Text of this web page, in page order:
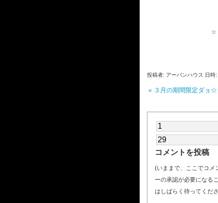
うっちゃ
☆ヽ(~-~(・_・ )
(∵)｛みん
(∵)｛待
投稿者: アーバンハウス 日時:
« ３月の期間限定ダョ☆
コメントを投稿
(いままで、ここでコメ
ーの承認が必要になる
はしばらく待ってくだ